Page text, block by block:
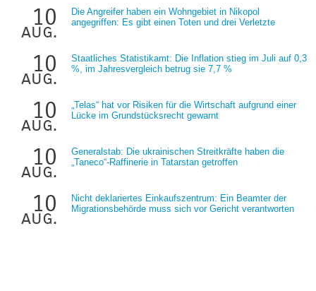
10
aug.
Die Angreifer haben ein Wohngebiet in Nikopol
angegriffen: Es gibt einen Toten und drei Verletzte
10
aug.
Staatliches Statistikamt: Die Inflation stieg im Juli auf 0,3
%, im Jahresvergleich betrug sie 7,7 %
10
aug.
„Telas“ hat vor Risiken für die Wirtschaft aufgrund einer
Lücke im Grundstücksrecht gewarnt
10
aug.
Generalstab: Die ukrainischen Streitkräfte haben die
„Taneco“-Raffinerie in Tatarstan getroffen
10
aug.
Nicht deklariertes Einkaufszentrum: Ein Beamter der
Migrationsbehörde muss sich vor Gericht verantworten